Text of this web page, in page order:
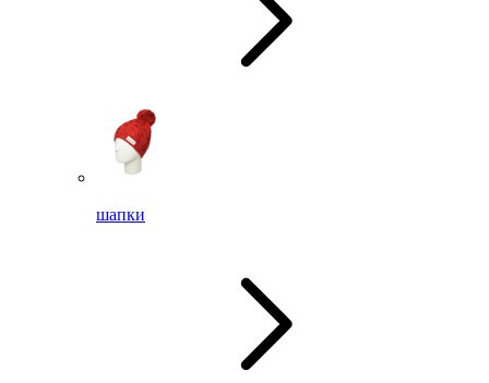
шапки